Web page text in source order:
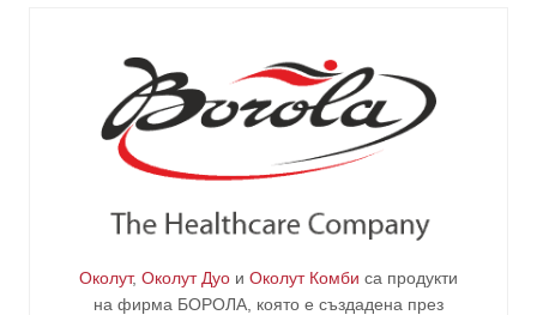
Околут, Околут Дуо и Околут Комби са продукти
на фирма БОРОЛА , която е създадена през